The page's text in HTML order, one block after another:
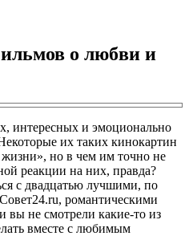
о любви и
интересных и эмоционально
их таких кинокартин
жизни», но в чем им точно не
реакции на них, правда?
с двадцатью лучшими, по
романтическими
не смотрели какие-то из
вместе с любимым